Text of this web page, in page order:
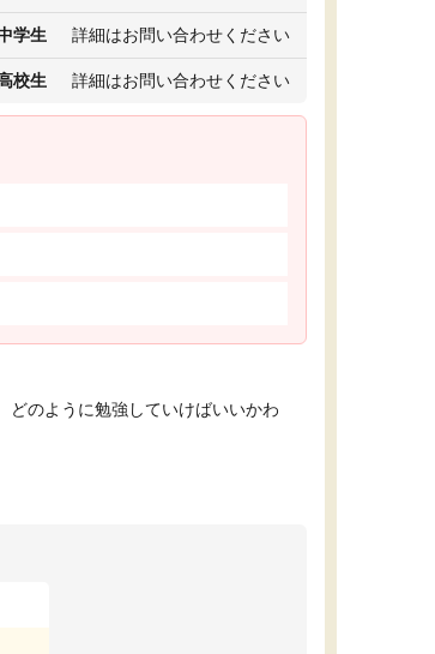
学生 詳細はお問い合わせください
校生 詳細はお問い合わせください
どのように勉強していけばいいかわ